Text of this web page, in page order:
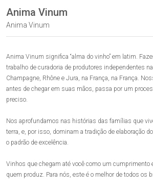
Anima Vinum
Anima Vinum
Anima Vinum significa “alma do vinho” em latim.
trabalho de curadoria de produtores independentes
Champagne, Rhône e Jura, na França, na França.
antes de chegar em suas mãos, passa por um
preciso.
Nos aprofundamos nas histórias das famílias que
terra, e, por isso, dominam a tradição de elaboração
o padrão de excelência.
Vinhos que chegam até você como um cumprimento
quem produz. Para nós, este é o melhor de todos os